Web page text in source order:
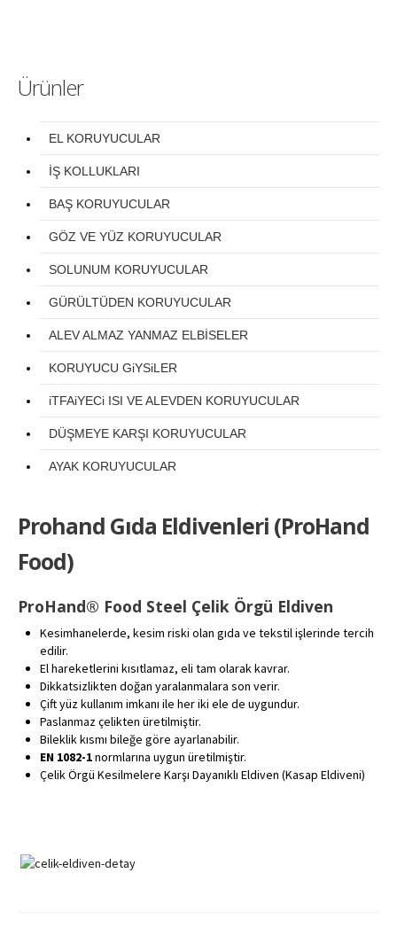
Ürünler
EL KORUYUCULAR
İŞ KOLLUKLARI
BAŞ KORUYUCULAR
GÖZ VE YÜZ KORUYUCULAR
SOLUNUM KORUYUCULAR
GÜRÜLTÜDEN KORUYUCULAR
ALEV ALMAZ YANMAZ ELBİSELER
KORUYUCU GiYSiLER
iTFAiYECi ISI VE ALEVDEN KORUYUCULAR
DÜŞMEYE KARŞI KORUYUCULAR
AYAK KORUYUCULAR
Prohand Gıda Eldivenleri (ProHand
Food)
ProHand® Food Steel Çelik Örgü Eldiven
Kesimhanelerde, kesim riski olan gıda ve tekstil işlerinde tercih
edilir.
El hareketlerini kısıtlamaz, eli tam olarak kavrar.
Dikkatsizlikten doğan yaralanmalara son verir.
Çift yüz kullanım imkanı ile her iki ele de uygundur.
Paslanmaz çelikten üretilmiştir.
Bileklik kısmı bileğe göre ayarlanabilir.
EN 1082-1normlarına uygun üretilmiştir.
Çelik Örgü Kesilmelere Karşı Dayanıklı Eldiven (Kasap Eldiveni)